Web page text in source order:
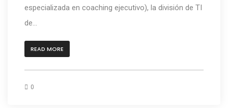
especializada en coaching ejecutivo), la división de TI
de...
READ MORE
0